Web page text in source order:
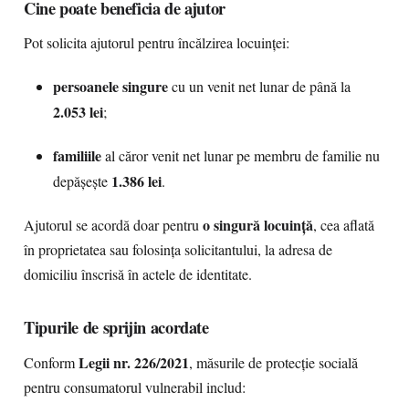
Cine poate beneficia de ajutor
Pot solicita ajutorul pentru încălzirea locuinței:
persoanele singurecu un venit net lunar de până la
2.053 lei;
familiileal căror venit net lunar pe membru de familie nu
depășește 1.386 lei.
Ajutorul se acordă doar pentruo singură locuință, cea aflată
în proprietatea sau folosința solicitantului, la adresa de
domiciliu înscrisă în actele de identitate.
Tipurile de sprijin acordate
ConformLegii nr. 226/2021, măsurile de protecție socială
pentru consumatorul vulnerabil includ: